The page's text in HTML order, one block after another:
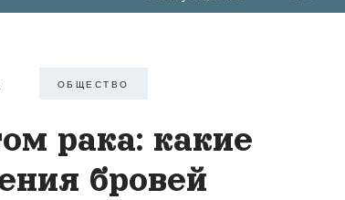
ОБЩЕСТВО
рака: какие
бровей